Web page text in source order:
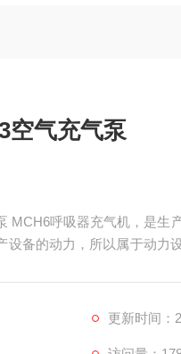
空气充气泵
MCH6呼吸器充气机，是生
设备的动力，所以属于动力
更新时间：